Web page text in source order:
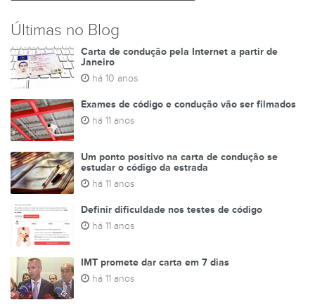
Últimas no Blog
Carta de condução pela Internet a partir de
Janeiro
há 10 anos
Exames de código e condução vão ser filmados
há 11 anos
Um ponto positivo na carta de condução se
estudar o código da estrada
há 11 anos
Definir dificuldade nos testes de código
há 11 anos
IMT promete dar carta em 7 dias
há 11 anos